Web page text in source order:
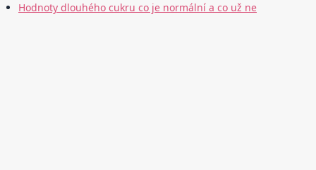
Hodnoty dlouhého cukru co je normální a co už ne